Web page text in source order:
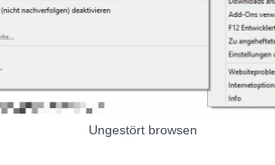
Ungestört browsen